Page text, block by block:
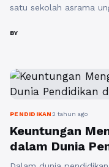
satu sekolah asrama
siswanya. Di lingkungan
inovasi siswa. OSIS
penting dalam
BY
PENDIDIKAN2 tahun ago
Keuntungan
dalam Dunia